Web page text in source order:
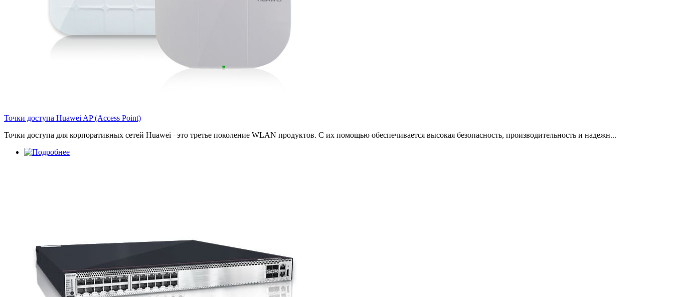
Точки доступа Huawei AP (Access Point)
Точки доступа для корпоративных сетей Huawei –это третье поколение WLAN продуктов. С их помощью обеспечивается высокая безопасность, производительность и надежн...